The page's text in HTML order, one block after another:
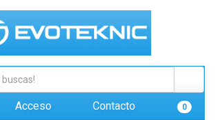
Acceso Contacto 0